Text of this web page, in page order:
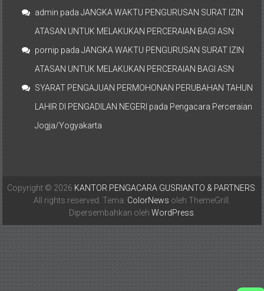
admin padaJANGKA WAKTU PENGURUSAN SURAT IZIN
ATASAN UNTUK MELAKUKAN PERCERAIAN BAGI ASN
pornip padaJANGKA WAKTU PENGURUSAN SURAT IZIN
ATASAN UNTUK MELAKUKAN PERCERAIAN BAGI ASN
SYARAT PENGAJUAN PERMOHONAN PERUBAHAN TAHUN
LAHIR DI PENGADILAN NEGERI pada Pengacara Perceraian
Jogja/Yogyakarta
Copyright © 2026 KANTOR PENGACARA GUSRIANTO & PARTNERS.
All rights reserved. Tema: ColorNews oleh ThemeGrill.
Dipersembahkan oleh WordPress.